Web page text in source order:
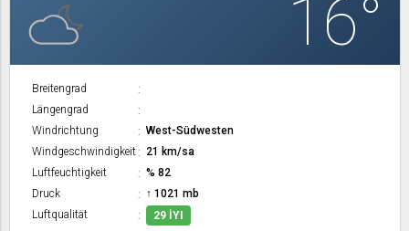
16°
Breitengrad
Längengrad
Windrichtung
West-Südwesten
Windgeschwindigkeit
21 km/sa
Luftfeuchtigkeit
% 82
Druck
↑ 1021 mb
Luftqualität
29 İYI